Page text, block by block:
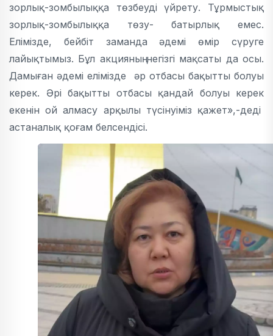
зорлық-зомбылыққа төзбеуді үйрету. Тұрмыстық
зорлық-зомбылыққа төзу- батырлық емес.
Елімізде, бейбіт заманда әдемі өмір сүруге
лайықтымыз. Бұл акцияның негізгі мақсаты да осы.
Дамыған әдемі елімізде әр отбасы бақытты болуы
керек. Әрі бақытты отбасы қандай болуы керек
екенін ой алмасу арқылы түсінуіміз қажет»,-деді
астаналық қоғам белсендісі.